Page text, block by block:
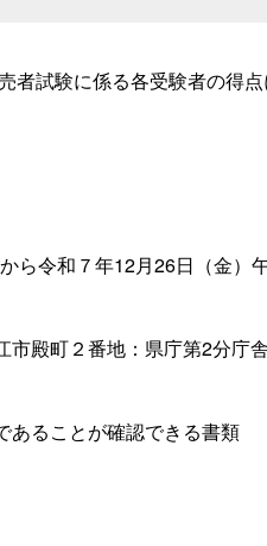
試験に係る各受験者の得
ら令和７年12月26日（金）
殿町２番地：県庁第2分庁舎
あることが確認できる書類